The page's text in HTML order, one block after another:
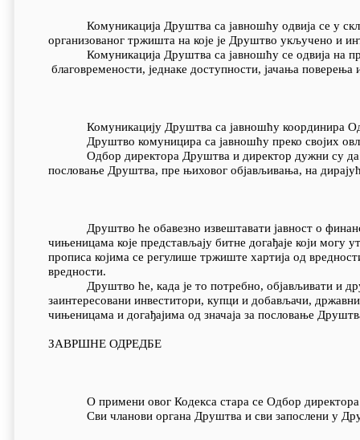
Комуникација Друштва са јавношћу одвија се у
организованог тржишта на које је Друштво укључено и
Комуникација Друштва са јавношћу се одвија на
благовремености, једнаке доступности, јачања
Комуникацију Друштва са јавношћу координира
Друштво комуницира са јавношћу преко својих
Одбор директора Друштва и директор дужни су да
пословање Друштва, пре њиховог објављивања, на
Друштво ће обавезно извештавати јавност о
чињеницама које представљају битне догађаје који
прописа којима се регулише тржиште хартија од
вредности.
Друштво ће, када је то потребно, објављивати и
заинтересовани инвеститори, купци и добављачи,
чињеницама и догађајима од значаја за пословање
ЗАВРШНЕ ОДРЕДБЕ
О примени овог Кодекса стара се Одбор
Сви чланови органа Друштва и сви запослени у